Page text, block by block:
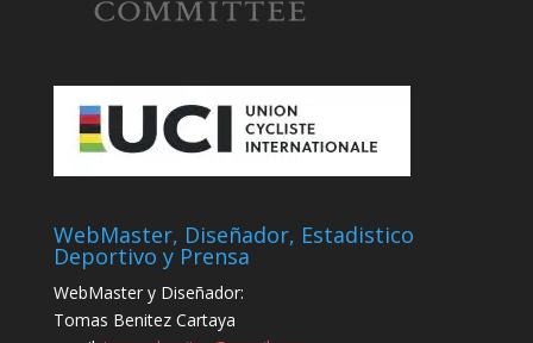
WebMaster, Diseñador, Estadistico
Deportivo y Prensa
WebMaster y Diseñador:
Tomas Benitez Cartaya